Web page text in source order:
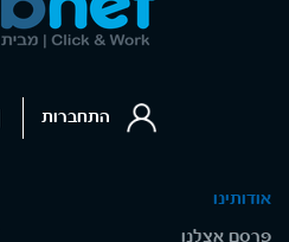
אודותינו
פרסם אצלנו